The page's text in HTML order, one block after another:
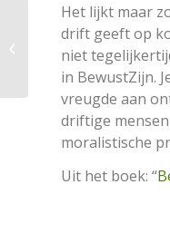
Het lijkt maar
drift geeft op
niet
in BewustZijn.
vreugde aan
driftige
moralistische
Uit het boek: “
Het geheugen heeft
iets “toverachtigs”, het
kan mij van alles
wijsmaken